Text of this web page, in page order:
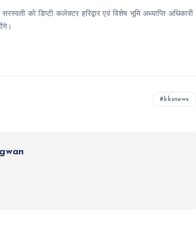
को डिप्टी कलेक्टर हरिद्वार एवं विशेष भूमि अध्याप्ति अधिकारी
kksnews